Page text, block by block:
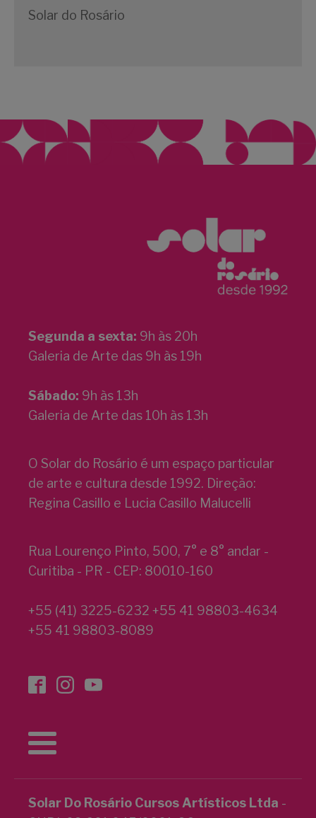
Solar do Rosário
Segunda a sexta: 9h às 20h
Galeria de Arte das 9h às 19h
Sábado: 9h às 13h
Galeria de Arte das 10h às 13h
O Solar do Rosário é um espaço particular
de arte e cultura desde 1992. Direção:
Regina Casillo e Lucia Casillo Malucelli
Rua Lourenço Pinto, 500, 7° e 8° andar -
Curitiba - PR - CEP: 80010-160
+55 (41) 3225-6232 +55 41 98803-4634
+55 41 98803-8089
Solar Do Rosário Cursos Artísticos Ltda -